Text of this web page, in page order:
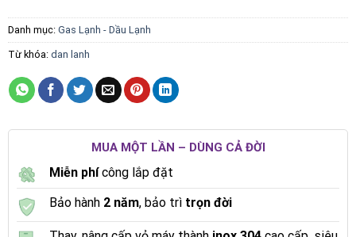
Danh mục: Gas Lạnh - Dầu Lạnh
Từ khóa: dan lanh
MUA MỘT LẦN – DÙNG CẢ ĐỜI
Miễn phícông lắp đặt
Bảo hành 2 năm, bảo trì trọn đời